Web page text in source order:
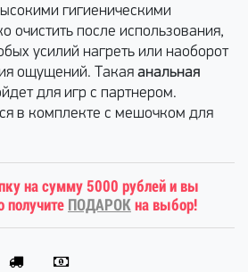
гигиеническими
очистить после использования,
усилий нагреть или наоборот
ощущений. Такая анальная
для игр с партнером.
в комплекте с мешочком для
на сумму 5000 рублей и вы
получите ПОДАРОК на выбор!